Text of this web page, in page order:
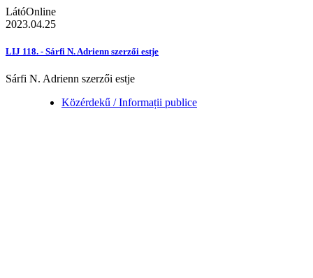
LátóOnline
2023.04.25
LIJ 118. - Sárfi N. Adrienn szerzői estje
Sárfi N. Adrienn szerzői estje
Közérdekű / Informații publice